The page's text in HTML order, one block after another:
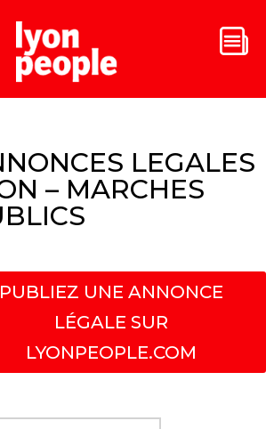
LEGALES
– MARCHES
PUBLIEZ UNE ANNONCE
LÉGALE SUR
LYONPEOPLE.COM